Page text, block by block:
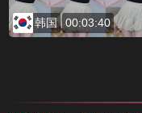
韩国 00:03:40